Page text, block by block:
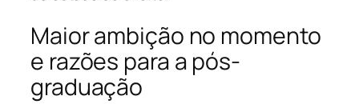
Maior ambição no momento
e razões para a pós-
graduação